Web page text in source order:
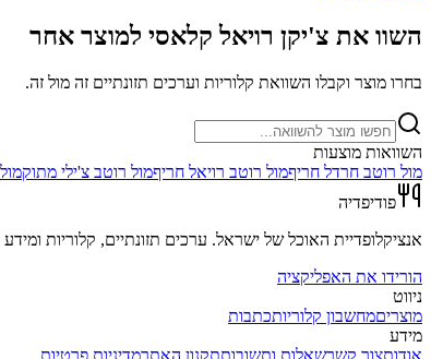
השוו את צ'יקן רויאל קלאסי למוצר אחר
בחרו מוצר וקבלו השוואת קלוריות וערכים תזונתיים זה מול זה.
השוואות מוצעות
מול רוטב חרדל חריףמול רוטב רויאל חריףמול רוטב צ'ילי מתוקמול
פודיפדיה
אנציקלופדיית האוכל של ישראל. ערכים תזונתיים, קלוריות
הורידו את האפליקציה
ניווט
מוצריםמחשבון קלוריותכתבות
מידע
אודותצור קשרשאלות ותשובותתקנון האתרמדיניות פרטיות